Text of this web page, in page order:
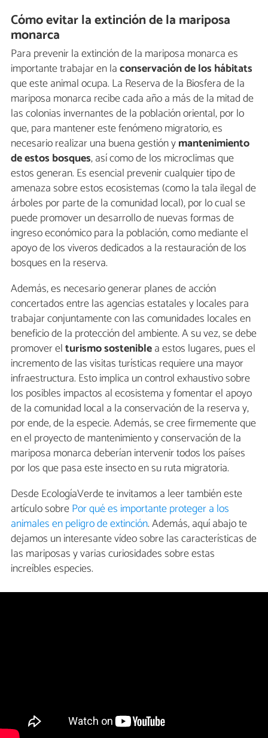
Cómo evitar la extinción de la mariposa
monarca
Para prevenir la extinción de la mariposa monarca es
importante trabajar en laconservación de los hábitats
que este animal ocupa. La Reserva de la Biosfera de la
mariposa monarca recibe cada año a más de la mitad de
las colonias invernantes de la población oriental, por lo
que, para mantener este fenómeno migratorio, es
necesario realizar una buena gestión ymantenimiento
de estos bosques, así como de los microclimas que
estos generan. Es esencial prevenir cualquier tipo de
amenaza sobre estos ecosistemas (como la tala ilegal de
árboles por parte de la comunidad local), por lo cual se
puede promover un desarrollo de nuevas formas de
ingreso económico para la población, como mediante el
apoyo de los viveros dedicados a la restauración de los
bosques en la reserva.
Además, es necesario generar planes de acción
concertados entre las agencias estatales y locales para
trabajar conjuntamente con las comunidades locales en
beneficio de la protección del ambiente. A su vez, se debe
promover elturismo sosteniblea estos lugares, pues el
incremento de las visitas turísticas requiere una mayor
infraestructura. Esto implica un control exhaustivo sobre
los posibles impactos al ecosistema y fomentar el apoyo
de la comunidad local a la conservación de la reserva y,
por ende, de la especie. Además, se cree firmemente que
en el proyecto de mantenimiento y conservación de la
mariposa monarca deberían intervenir todos los países
por los que pasa este insecto en su ruta migratoria.
Desde EcologíaVerde te invitamos a leer también este
artículo sobrePor qué es importante proteger a los
animales en peligro de extinción. Además, aquí abajo te
dejamos un interesante vídeo sobre las características de
las mariposas y varias curiosidades sobre estas
increíbles especies.